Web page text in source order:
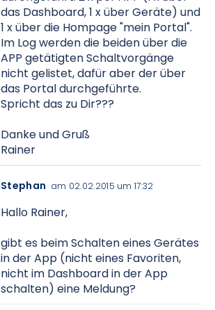
das Dashboard, 1 x über Geräte) und
1 x über die Hompage "mein Portal".
Im Log werden die beiden über die
APP getätigten Schaltvorgänge
nicht gelistet, dafür aber der über
das Portal durchgeführte.
Spricht das zu Dir???
Danke und Gruß
Rainer
Stephan am 02.02.2015 um 17:32
Hallo Rainer,
gibt es beim Schalten eines Gerätes
in der App (nicht eines Favoriten,
nicht im Dashboard in der App
schalten) eine Meldung?